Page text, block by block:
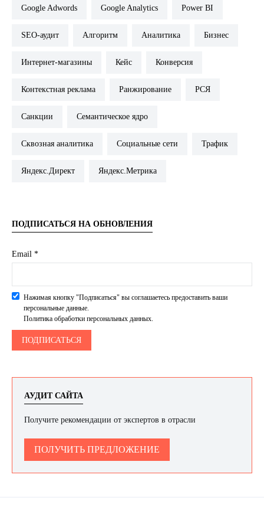
Google Adwords Google Analytics Power BI
SEO-аудит Алгоритм Аналитика Бизнес
Интернет-магазины Кейс Конверсия
Контекстная реклама Ранжирование РСЯ
Санкции Семантическое ядро
Сквозная аналитика Социальные сети Трафик
Яндекс.Директ Яндекс.Метрика
ПОДПИСАТЬСЯ НА ОБНОВЛЕНИЯ
Email *
Нажимая кнопку "Подписаться" вы соглашаетесь предоставить ваши
персональные данные.
Политика обработки персональных данных.
АУДИТ САЙТА
Получите рекомендации от экспертов в отрасли
ПОЛУЧИТЬ ПРЕДЛОЖЕНИЕ